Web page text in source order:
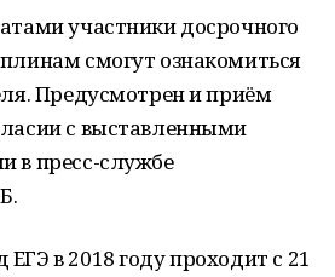
участники досрочного
смогут ознакомиться
Предусмотрен и приём
с выставленными
в пресс-службе
в 2018 году проходит с 21